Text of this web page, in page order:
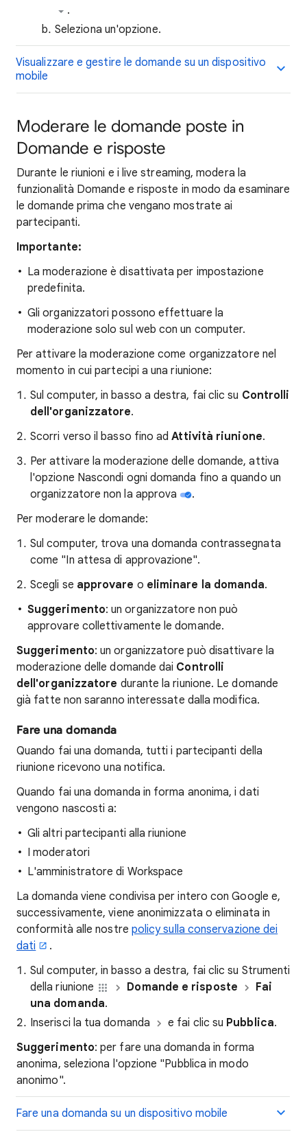
.
Seleziona un'opzione.
Visualizzare e gestire le domande su un dispositivo
mobile
Moderare le domande poste in
Domande e risposte
Durante le riunioni e i live streaming, modera la
funzionalità Domande e risposte in modo da esaminare
le domande prima che vengano mostrate ai
partecipanti.
Importante:
La moderazione è disattivata per impostazione
predefinita.
Gli organizzatori possono effettuare la
moderazione solo sul web con un computer.
Per attivare la moderazione come organizzatore nel
momento in cui partecipi a una riunione:
Sul computer, in basso a destra, fai clic su Controlli
dell'organizzatore.
Scorri verso il basso fino adAttività riunione.
Per attivare la moderazione delle domande, attiva
l'opzione Nascondi ogni domanda fino a quando un
organizzatore non la approva
.
Per moderare le domande:
Sul computer, trova una domanda contrassegnata
come "In attesa di approvazione".
Scegli se approvare o eliminare la domanda.
Suggerimento: un organizzatore non può
approvare collettivamente le domande.
Suggerimento: un organizzatore può disattivare la
moderazione delle domande dai Controlli
dell'organizzatore durante la riunione. Le domande
già fatte non saranno interessate dalla modifica.
Fare una domanda
Quando fai una domanda, tutti i partecipanti della
riunione ricevono una notifica.
Quando fai una domanda in forma anonima, i dati
vengono nascosti a:
Gli altri partecipanti alla riunione
I moderatori
L'amministratore di Workspace
La domanda viene condivisa per intero con Google e,
successivamente, viene anonimizzata o eliminata in
conformità alle nostre policy sulla conservazione dei
dati
.
Sul computer, in basso a destra, fai clic su Strumenti
della riunione
Domande e risposte
Fai
una domanda.
Inserisci la tua domanda
e fai clic su Pubblica.
Suggerimento: per fare una domanda in forma
anonima, seleziona l'opzione "Pubblica in modo
anonimo".
Fare una domanda su un dispositivo mobile